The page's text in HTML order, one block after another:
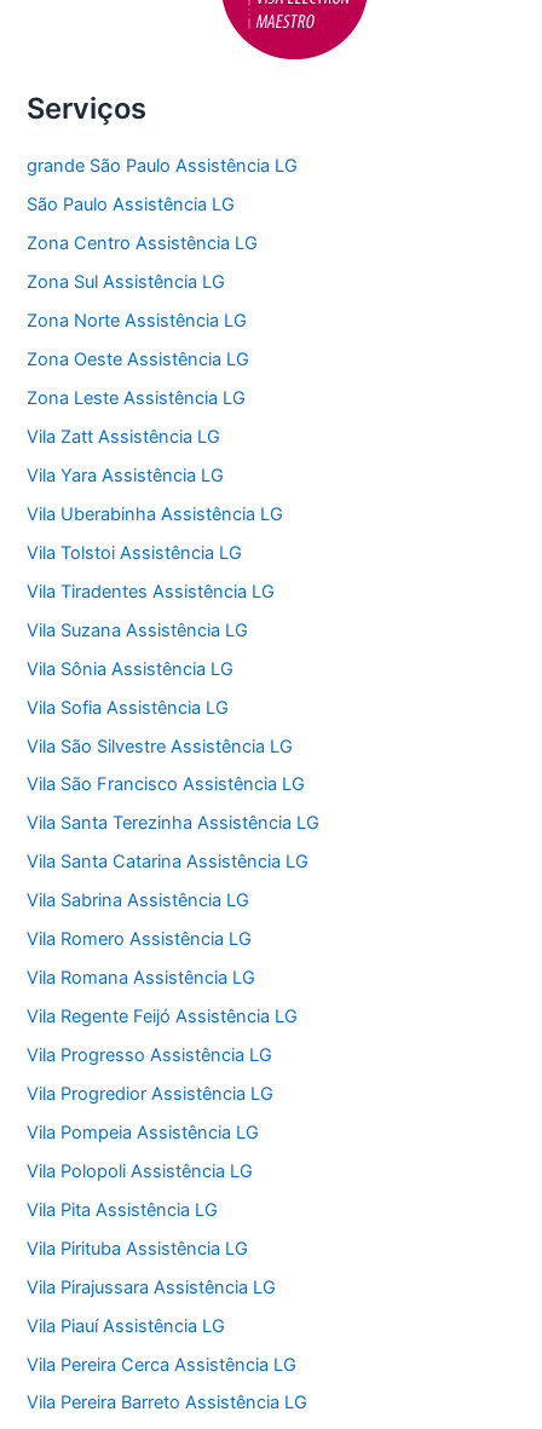
Serviços
grande São Paulo Assistência LG
São Paulo Assistência LG
Zona Centro Assistência LG
Zona Sul Assistência LG
Zona Norte Assistência LG
Zona Oeste Assistência LG
Zona Leste Assistência LG
Vila Zatt Assistência LG
Vila Yara Assistência LG
Vila Uberabinha Assistência LG
Vila Tolstoi Assistência LG
Vila Tiradentes Assistência LG
Vila Suzana Assistência LG
Vila Sônia Assistência LG
Vila Sofia Assistência LG
Vila São Silvestre Assistência LG
Vila São Francisco Assistência LG
Vila Santa Terezinha Assistência LG
Vila Santa Catarina Assistência LG
Vila Sabrina Assistência LG
Vila Romero Assistência LG
Vila Romana Assistência LG
Vila Regente Feijó Assistência LG
Vila Progresso Assistência LG
Vila Progredior Assistência LG
Vila Pompeia Assistência LG
Vila Polopoli Assistência LG
Vila Pita Assistência LG
Vila Pirituba Assistência LG
Vila Pirajussara Assistência LG
Vila Piauí Assistência LG
Vila Pereira Cerca Assistência LG
Vila Pereira Barreto Assistência LG